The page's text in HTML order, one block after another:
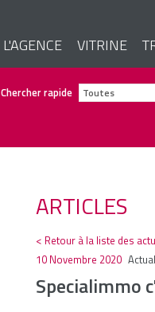
L'AGENCE VITRINE
Chercher rapide
ARTICLES
< Retour à la liste des
10 Novembre 2020
Specialimmo